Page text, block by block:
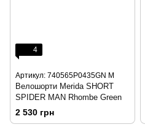
4
Артикул: 740565P0435GN M
Велошорти Merida SHORT
SPIDER MAN Rhombe Green
2 530 грн